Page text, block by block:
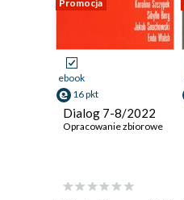
Promocja
ebook
16 pkt
Dialog 7-8/2022
Opracowanie zbiorowe